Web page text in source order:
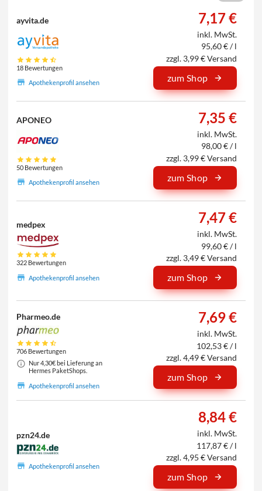
ayvita.de
18 Bewertungen
Apothekenprofil ansehen
7,17 €
inkl. MwSt.
95,60 € / l
zzgl. 3,99 € Versand
zum Shop
APONEO
50 Bewertungen
Apothekenprofil ansehen
7,35 €
inkl. MwSt.
98,00 € / l
zzgl. 3,99 € Versand
zum Shop
medpex
322 Bewertungen
Apothekenprofil ansehen
7,47 €
inkl. MwSt.
99,60 € / l
zzgl. 3,49 € Versand
zum Shop
Pharmeo.de
706 Bewertungen
Nur 4,30€ bei Lieferung an
Hermes PaketShops.
Apothekenprofil ansehen
7,69 €
inkl. MwSt.
102,53 € / l
zzgl. 4,49 € Versand
zum Shop
pzn24.de
Apothekenprofil ansehen
8,84 €
inkl. MwSt.
117,87 € / l
zzgl. 4,95 € Versand
zum Shop